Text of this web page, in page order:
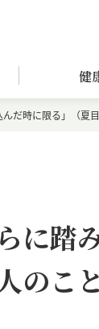
健
だ時に限る」（夏
に踏
のこ